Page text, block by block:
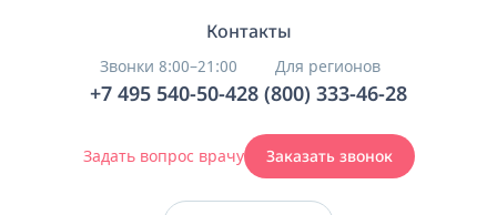
Контакты
Звонки 8:00–21:00
+7 495 540-50-42
Для регионов
8 (800) 333-46-28
Задать вопрос врачу Заказать звонок